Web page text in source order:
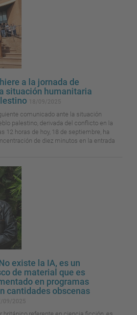
a la jornada de
situación humanitaria
comunicado ante la situación
palestino, derivada del conflicto en la
12 horas de hoy, 18 de septiembre, ha
de diez minutos en la entrada
existe la IA, es un
de material que es
en programas
cantidades obscenas